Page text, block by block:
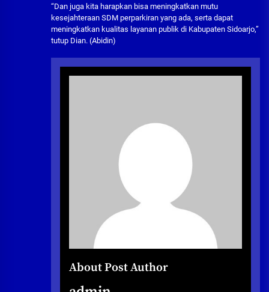
“Dan juga kita harapkan bisa meningkatkan mutu
kesejahteraan SDM perparkiran yang ada, serta dapat
meningkatkan kualitas layanan publik di Kabupaten Sidoarjo,”
tutup Dian. (Abidin)
About Post Author